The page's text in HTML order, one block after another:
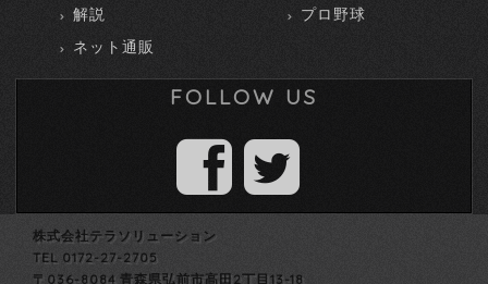
解説
プロ野球
ネット通販
FOLLOW US
株式会社テラソリューション
TEL 0172-27-2705
〒036-8084 青森県弘前市高田2丁目13-18